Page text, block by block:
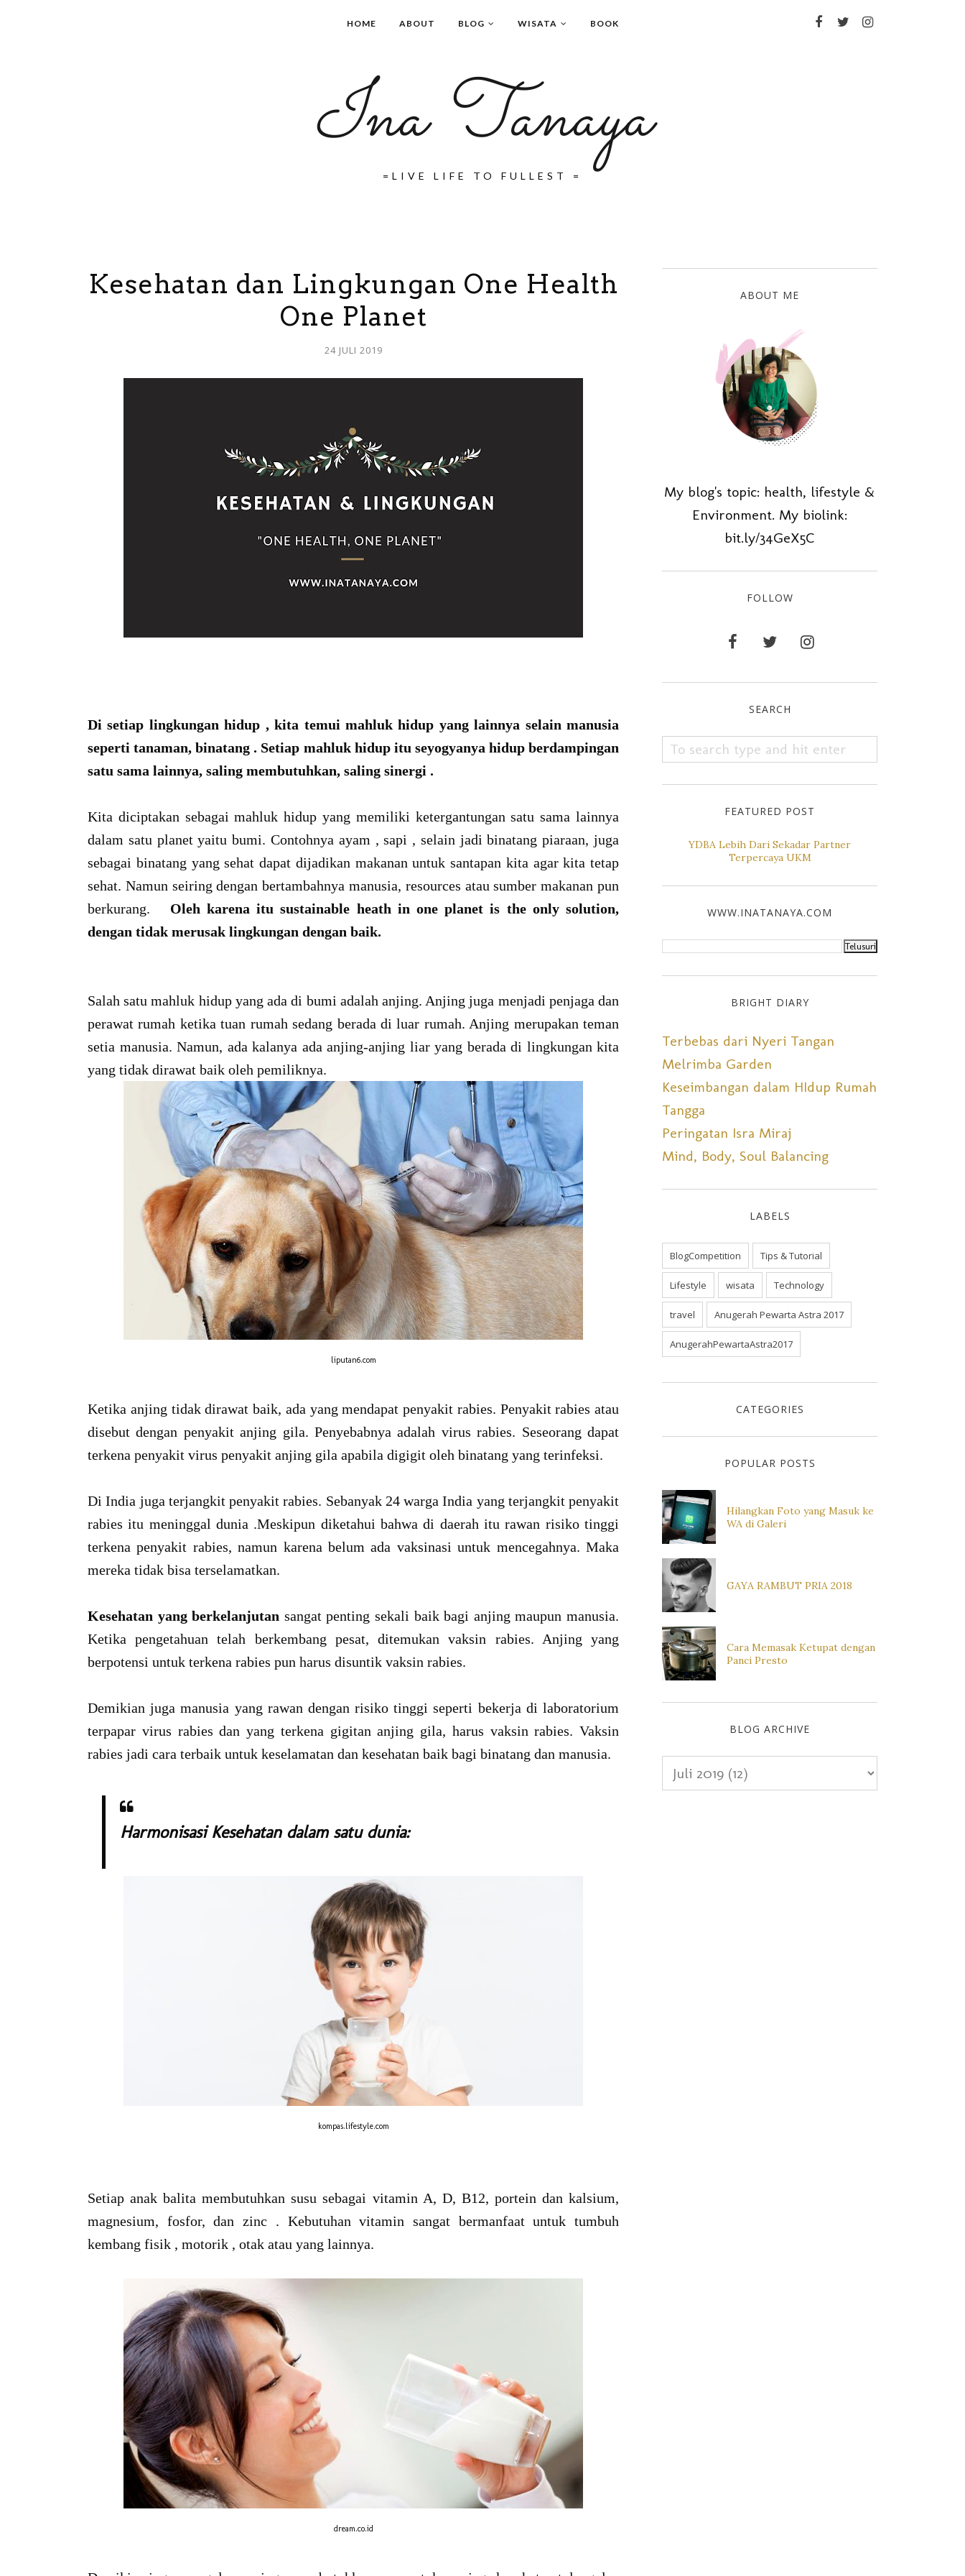
HOME ABOUT BLOG WISATA BOOK
Ina Tanaya
=LIVE LIFE TO FULLEST =
Kesehatan dan Lingkungan One Health
One Planet
24 JULI 2019
Di setiap lingkungan hidup , kita temui mahluk hidup yang lainnya selain manusia
seperti tanaman, binatang . Setiap mahluk hidup itu seyogyanya hidup berdampingan
satu sama lainnya, saling membutuhkan, saling sinergi .
Kita diciptakan sebagai mahluk hidup yang memiliki ketergantungan satu sama lainnya
dalam satu planet yaitu bumi. Contohnya ayam , sapi , selain jadi binatang piaraan, juga
sebagai binatang yang sehat dapat dijadikan makanan untuk santapan kita agar kita tetap
sehat. Namun seiring dengan bertambahnya manusia, resources atau sumber makanan pun
berkurang. Oleh karena itu sustainable heath in one planet is the only solution,
dengan tidak merusak lingkungan dengan baik.
Salah satu mahluk hidup yang ada di bumi adalah anjing. Anjing juga menjadi penjaga dan
perawat rumah ketika tuan rumah sedang berada di luar rumah. Anjing merupakan teman
setia manusia. Namun, ada kalanya ada anjing-anjing liar yang berada di lingkungan kita
yang tidak dirawat baik oleh pemiliknya.
liputan6.com
Ketika anjing tidak dirawat baik, ada yang mendapat penyakit rabies. Penyakit rabies atau
disebut dengan penyakit anjing gila. Penyebabnya adalah virus rabies. Seseorang dapat
terkena penyakit virus penyakit anjing gila apabila digigit oleh binatang yang terinfeksi.
Di India juga terjangkit penyakit rabies. Sebanyak 24 warga India yang terjangkit penyakit
rabies itu meninggal dunia .Meskipun diketahui bahwa di daerah itu rawan risiko tinggi
terkena penyakit rabies, namun karena belum ada vaksinasi untuk mencegahnya. Maka
mereka tidak bisa terselamatkan.
Kesehatan yang berkelanjutan sangat penting sekali baik bagi anjing maupun manusia.
Ketika pengetahuan telah berkembang pesat, ditemukan vaksin rabies. Anjing yang
berpotensi untuk terkena rabies pun harus disuntik vaksin rabies.
Demikian juga manusia yang rawan dengan risiko tinggi seperti bekerja di laboratorium
terpapar virus rabies dan yang terkena gigitan anjing gila, harus vaksin rabies. Vaksin
rabies jadi cara terbaik untuk keselamatan dan kesehatan baik bagi binatang dan manusia.
Harmonisasi Kesehatan dalam satu dunia:
kompas.lifestyle.com
Setiap anak balita membutuhkan susu sebagai vitamin A, D, B12, portein dan kalsium,
magnesium, fosfor, dan zinc . Kebutuhan vitamin sangat bermanfaat untuk tumbuh
kembang fisik , motorik , otak atau yang lainnya.
dream.co.id
ABOUT ME
My blog's topic: health, lifestyle &
Environment. My biolink:
bit.ly/34GeX5C
FOLLOW
SEARCH
FEATURED POST
YDBA Lebih Dari Sekadar Partner
Terpercaya UKM
WWW.INATANAYA.COM
BRIGHT DIARY
Terbebas dari Nyeri Tangan
Melrimba Garden
Keseimbangan dalam HIdup Rumah
Tangga
Peringatan Isra Miraj
Mind, Body, Soul Balancing
LABELS
BlogCompetition Tips & Tutorial
Lifestyle wisata Technology
travel Anugerah Pewarta Astra 2017
AnugerahPewartaAstra2017
CATEGORIES
POPULAR POSTS
Hilangkan Foto yang Masuk ke
WA di Galeri
GAYA RAMBUT PRIA 2018
Cara Memasak Ketupat dengan
Panci Presto
BLOG ARCHIVE